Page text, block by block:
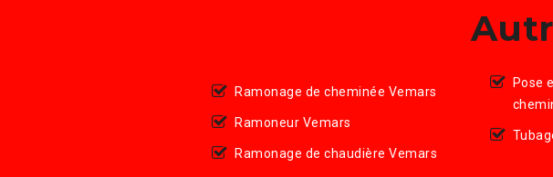
Ramonage de cheminée Vemars
Ramoneur Vemars
Ramonage de chaudière Vemars
Pose